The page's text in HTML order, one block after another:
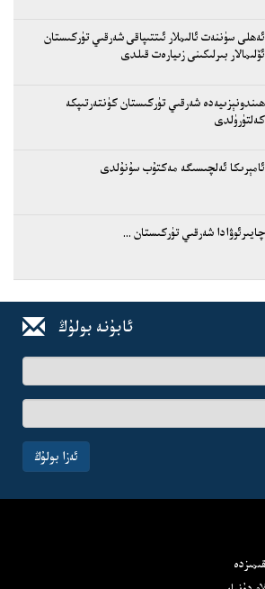
ئەھلى سۈننەت ئالىملار ئىتتىپاقى شەرقىي تۈركىستان
ئۆلىمالار بىرلىكىنى زىيارەت قىلدى
ھىندونېزىيەدە شەرقىي تۈركىستان كۈنتەرتىپكە
كەلتۈرۈلدى
ئامېرىكا ئەلچىسىگە مەكتۇب سۇنۇلدى
چايىرئوۋادا شەرقىي تۈركىستان ...
ئابۇنە بولۇڭ
ئىسىم-
فامىلىڭىز
ئېلخەت
ئادرىسىڭىز
ئەزا بولۇڭ